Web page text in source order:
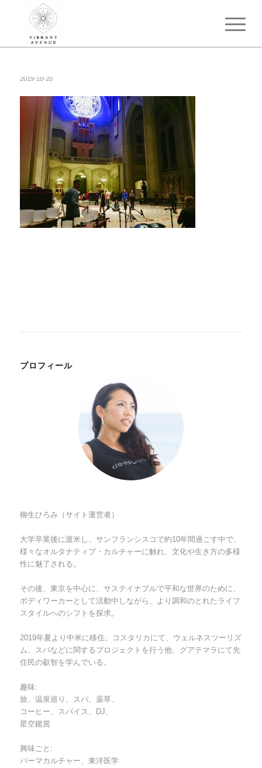
2019-10-20
プロフィール
柳生ひろみ（サイト運営者）
大学卒業後に渡米し、サンフランシスコで約10年間過ごす中で、
様々なオルタナティブ・カルチャーに触れ、文化や生き方の多様
性に魅了される。
その後、東京を中心に、サステイナブルで平和な世界のために、
ボディワーカーとして活動中しながら、より調和のとれたライフ
スタイルへのシフトを探求。
2019年夏より中米に移住。コスタリカにて、ウェルネスツーリズ
ム、スパなどに関するプロジェクトを行う他、グアテマラにて先
住民の叡智を学んでいる。
趣味:
旅、温泉巡り、スパ、薬草、
コーヒー、スパイス、DJ、
星空鑑賞
興味ごと:
パーマカルチャー、東洋医学